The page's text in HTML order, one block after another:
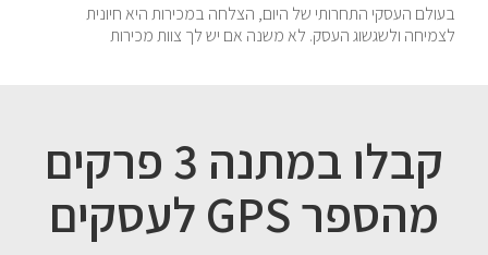
בעולם העסקי התחרותי של היום, הצלחה במכירות היא חיונית
לצמיחה ולשגשוג העסק. לא משנה אם יש לך צוות מכירות
קבלו במתנה 3 פרקים
מהספר GPS לעסקים